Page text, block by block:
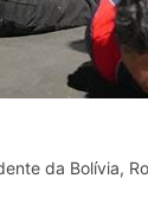
da Bolívia,